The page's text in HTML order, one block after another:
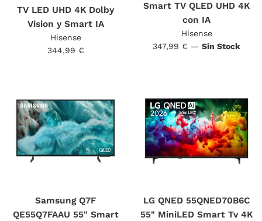
TV LED UHD 4K Dolby
Vision y Smart IA
Hisense
Precio
344,99 €
Smart TV QLED UHD 4K
con IA
Hisense
Precio
347,99 € — Sin Stock
Samsung Q7F
QE55Q7FAAU 55" Smart
LG QNED 55QNED70B6C
55" MiniLED Smart Tv 4K